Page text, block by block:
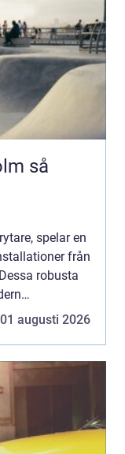
så
spelar en
från
robusta
01 augusti 2026